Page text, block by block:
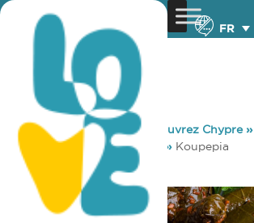
FR
You are here: Home »Découvrez Chypre»
Boisson » Recettes locales » Koupepia
Koupepia